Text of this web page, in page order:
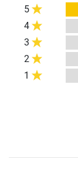
5
4
3
2
1